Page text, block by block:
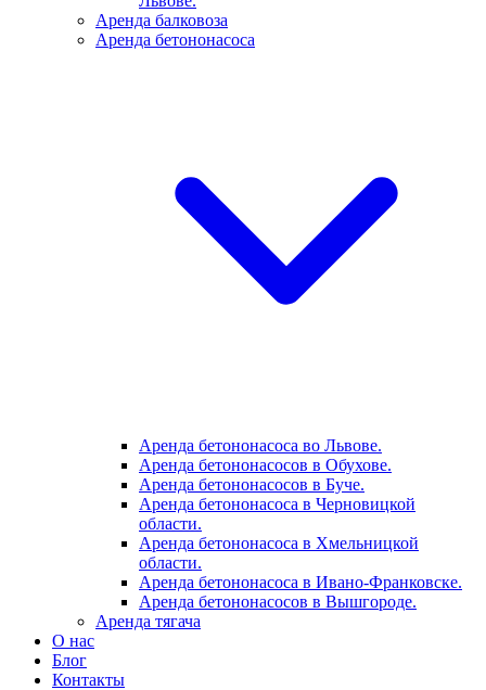
Аренда балковоза
Аренда бетононасоса
Аренда бетононасоса во Львове.
Аренда бетононасосов в Обухове.
Аренда бетононасосов в Буче.
Аренда бетононасоса в Черновицкой
области.
Аренда бетононасоса в Хмельницкой
области.
Аренда бетононасоса в Ивано-Франковске.
Аренда бетононасосов в Вышгороде.
Аренда тягача
О нас
Блог
Контакты